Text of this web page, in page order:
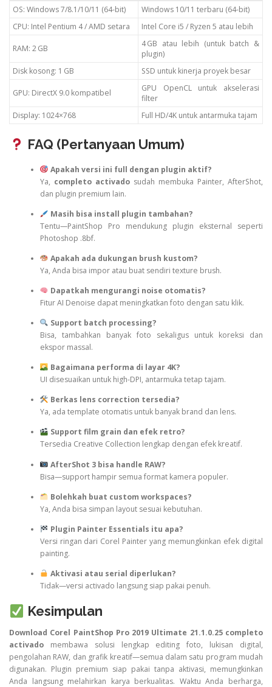
OS: Windows 7/8.1/10/11 (64-bit)
Windows 10/11 terbaru (64-bit)
CPU: Intel Pentium 4 / AMD setara
Intel Core i5 / Ryzen 5 atau lebih
RAM: 2 GB
4 GB atau lebih (untuk batch &
plugin)
Disk kosong: 1 GB
SSD untuk kinerja proyek besar
GPU: DirectX 9.0 kompatibel
GPU OpenCL untuk akselerasi
filter
Display: 1024×768
Full HD/4K untuk antarmuka tajam
FAQ (Pertanyaan Umum)
Apakah versi ini full dengan plugin aktif?
Ya, completo activadosudah membuka Painter, AfterShot,
dan plugin premium lain.
Masih bisa install plugin tambahan?
Tentu—PaintShop Pro mendukung plugin eksternal seperti
Photoshop .8bf.
Apakah ada dukungan brush kustom?
Ya, Anda bisa impor atau buat sendiri texture brush.
Dapatkah mengurangi noise otomatis?
Fitur AI Denoise dapat meningkatkan foto dengan satu klik.
Support batch processing?
Bisa, tambahkan banyak foto sekaligus untuk koreksi dan
ekspor massal.
Bagaimana performa di layar 4K?
UI disesuaikan untuk high-DPI, antarmuka tetap tajam.
Berkas lens correction tersedia?
Ya, ada template otomatis untuk banyak brand dan lens.
Support film grain dan efek retro?
Tersedia Creative Collection lengkap dengan efek kreatif.
AfterShot 3 bisa handle RAW?
Bisa—support hampir semua format kamera populer.
Bolehkah buat custom workspaces?
Ya, Anda bisa simpan layout sesuai kebutuhan.
Plugin Painter Essentials itu apa?
Versi ringan dari Corel Painter yang memungkinkan efek digital
painting.
Aktivasi atau serial diperlukan?
Tidak—versi activado langsung siap pakai penuh.
Kesimpulan
Download Corel PaintShop Pro 2019 Ultimate 21.1.0.25 completo
activado membawa solusi lengkap editing foto, lukisan digital,
pengolahan RAW, dan grafik kreatif—semua dalam satu program mudah
digunakan. Plugin premium siap pakai tanpa aktivasi, memungkinkan
Anda langsung melahirkan karya berkualitas. Waktu Anda berharga,